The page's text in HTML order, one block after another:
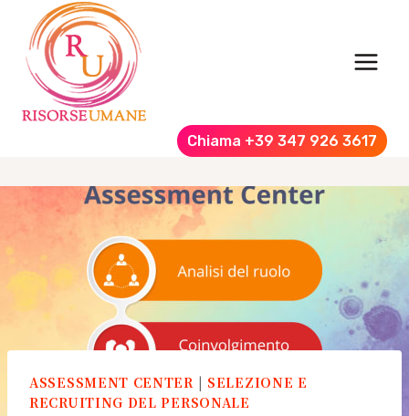
Salta
contenuto
Chiama +39 347 926 3617
ASSESSMENT CENTER| SELEZIONE E
RECRUITING DEL PERSONALE